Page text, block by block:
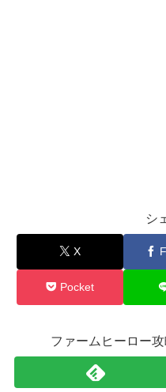
シ
X
Pocket
ファームヒーロー